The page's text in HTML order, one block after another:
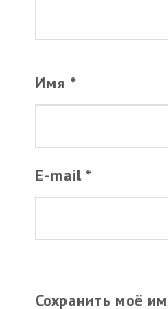
Имя *
E-mail *
Сохранить моё